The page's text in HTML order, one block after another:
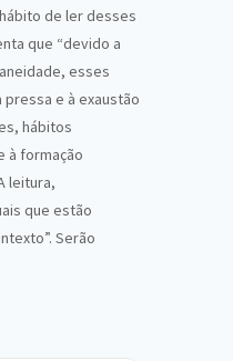
de ler desses
que “devido a
esses
e à exaustão
hábitos
à formação
leitura,
que estão
Serão